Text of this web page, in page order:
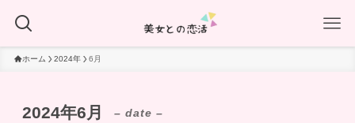
ホーム 2024年 6月
2024年6月 – date –